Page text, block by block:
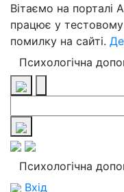
Вітаємо на порталі
працює у
помилку на сайті.
Психологічна
Психологічна
Вхід